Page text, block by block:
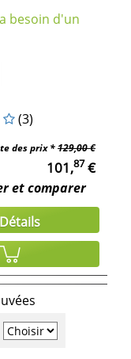
besoin d'un
(3)
des prix *129,00 €
101,87 €
et comparer
Détails